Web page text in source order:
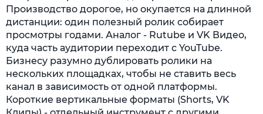
Производство дорогое, но окупается на длинной
дистанции: один полезный ролик собирает
просмотры годами. Аналог - Rutube и VK Видео,
куда часть аудитории переходит с YouTube.
Бизнесу разумно дублировать ролики на
нескольких площадках, чтобы не ставить весь
канал в зависимость от одной платформы.
Короткие вертикальные форматы (Shorts, VK